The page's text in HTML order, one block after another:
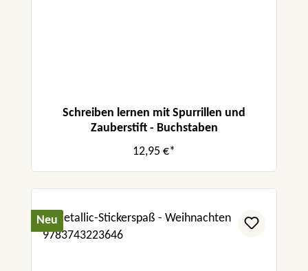
Schreiben lernen mit Spurrillen und
Zauberstift - Buchstaben
12,95 €*
Neu